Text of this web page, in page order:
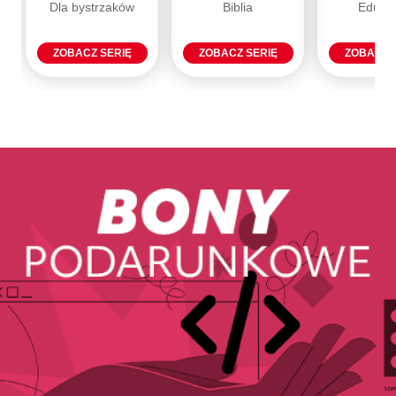
Dla bystrzaków
ZOBACZ SERIĘ
Biblia
ZOBACZ SERIĘ ZOBACZ